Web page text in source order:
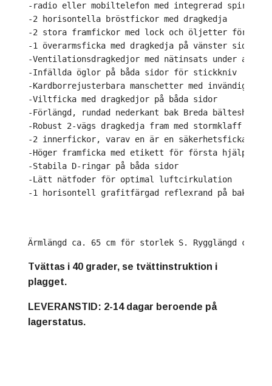
-radio eller mobiltelefon med integrerad
-2 horisontella bröstfickor med dragkedja
-2 stora framfickor med lock och öljetter för
-1 överarmsficka med dragkedja på vänster sida
-Ventilationsdragkedjor med nätinsats under
-Infällda öglor på båda sidor för stickkniv
-Kardborrejusterbara manschetter med invändiga
-Viltficka med dragkedjor på båda sidor
-Förlängd, rundad nederkant bak Breda
-Robust 2-vägs dragkedja fram med stormklaff och
-2 innerfickor, varav en är en säkerhetsficka med
-Höger framficka med etikett för första
-Stabila D-ringar på båda sidor
-Lätt nätfoder för optimal luftcirkulation
-1 horisontell grafitfärgad reflexrand på
Ärmlängd ca. 65 cm för storlek S. Rygglängd ca 8
Tvättas i 40 grader, se tvättinstruktion i
plagget.
LEVERANSTID: 2-14 dagar beroende på
lagerstatus.